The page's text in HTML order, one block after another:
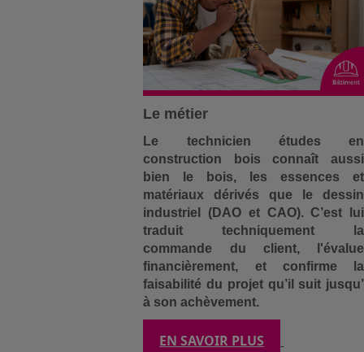
Le métier
Le technicien études en
construction bois connaît aussi
bien le bois, les essences et
matériaux dérivés que le dessin
industriel (DAO et CAO). C’est lui
traduit techniquement la
commande du client, l'évalue
financièrement, et confirme la
faisabilité du projet qu’il suit jusqu’
à son achèvement.
EN SAVOIR PLUS